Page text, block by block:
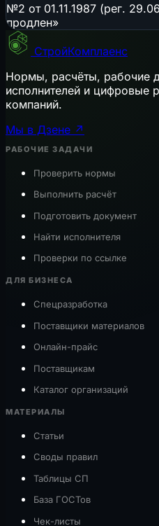
№2 от 01.11.1987 (рег.
продлен»
СтройКомплаенс
Нормы, расчёты, рабочие
исполнителей и цифровые
компаний.
Мы в Дзене ↗
РАБОЧИЕ ЗАДАЧИ
Проверить нормы
Выполнить расчёт
Подготовить документ
Найти исполнителя
Проверки по ссылке
ДЛЯ БИЗНЕСА
Спецразработка
Поставщики материалов
Онлайн-прайс
Поставщикам
Каталог организаций
МАТЕРИАЛЫ
Статьи
Своды правил
Таблицы СП
База ГОСТов
Чек-листы